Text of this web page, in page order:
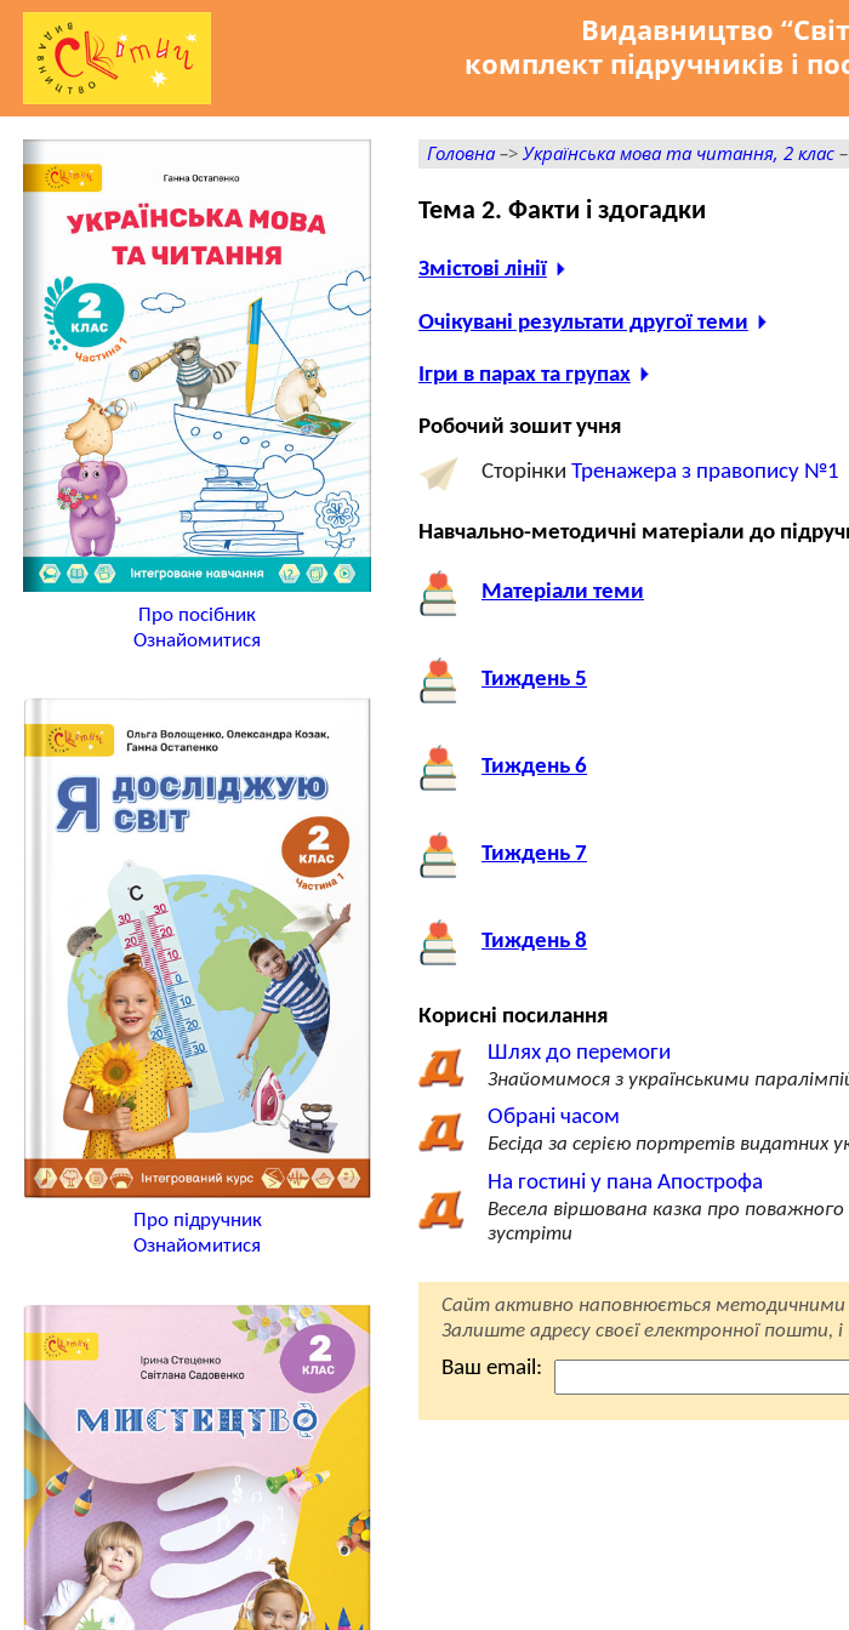
Видавництво
комплект підручників і
Про посібник
Ознайомитися
Про підручник
Ознайомитися
Головна–>Українська мова та читання, 2 клас
Тема 2. Факти і здогадки
Змістові лінії
Очікувані результати другої теми
Ігри в парах та групах
Робочий зошит учня
Сторінки Тренажера з правопису №1
Навчально-методичні матеріали до
Матеріали теми
Тиждень 5
Тиждень 6
Тиждень 7
Тиждень 8
Корисні посилання
Шлях до перемоги
Знайомимося з українськими
Обрані часом
Бесіда за серією портретів видатних
На гостині у пана Апострофа
Весела віршована казка про
зустріти
Сайт активно наповнюється
Залиште адресу своєї електронної пошти,
Ваш email: